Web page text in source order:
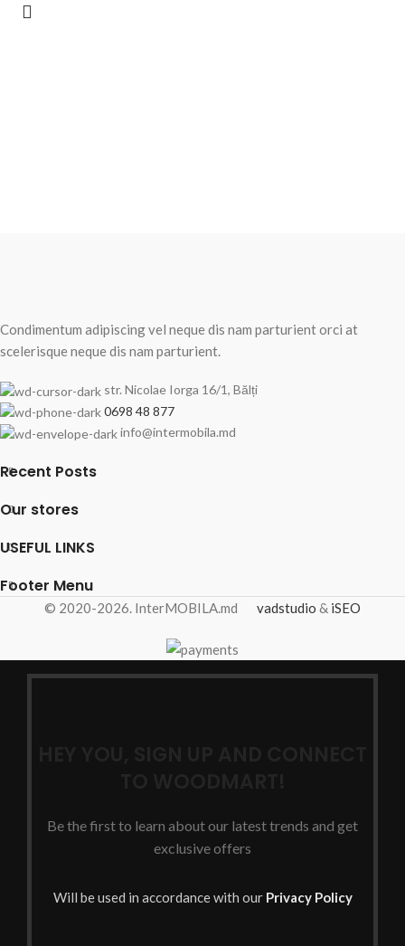
Condimentum adipiscing vel neque dis nam parturient orci at
scelerisque neque dis nam parturient.
str. Nicolae Iorga 16/1, Bălți
0698 48 877
info@intermobila.md
Recent Posts
Our stores
USEFUL LINKS
Footer Menu
© 2020-2026. InterMOBILA.md vadstudio & iSEO
Be the first to learn about our latest trends and get
exclusive offers
Will be used in accordance with our Privacy Policy